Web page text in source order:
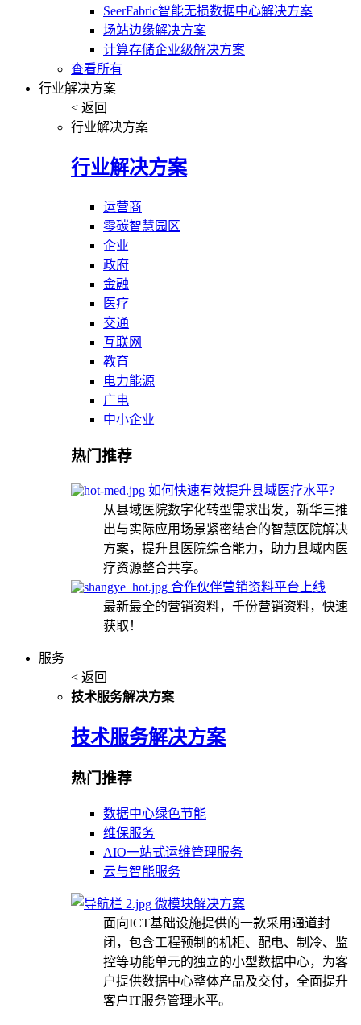
SeerFabric智能无损数据中心解决方案
场站边缘解决方案
计算存储企业级解决方案
查看所有
行业解决方案
< 返回
行业解决方案
行业解决方案
运营商
零碳智慧园区
企业
政府
金融
医疗
交通
互联网
教育
电力能源
广电
中小企业
热门推荐
如何快速有效提升县域医疗水平?
从县域医院数字化转型需求出发，新华三推
出与实际应用场景紧密结合的智慧医院解决
方案，提升县医院综合能力，助力县域内医
疗资源整合共享。
合作伙伴营销资料平台上线
最新最全的营销资料，千份营销资料，快速
获取！
服务
< 返回
技术服务解决方案
技术服务解决方案
热门推荐
数据中心绿色节能
维保服务
AIO一站式运维管理服务
云与智能服务
微模块解决方案
面向ICT基础设施提供的一款采用通道封
闭，包含工程预制的机柜、配电、制冷、监
控等功能单元的独立的小型数据中心，为客
户提供数据中心整体产品及交付，全面提升
客户IT服务管理水平。